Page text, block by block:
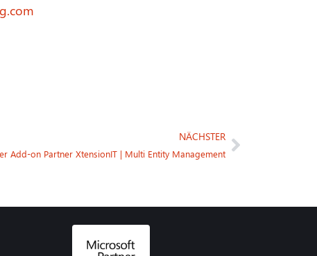
NÄCHSTER
Add-on Partner XtensionIT | Multi Entity Management